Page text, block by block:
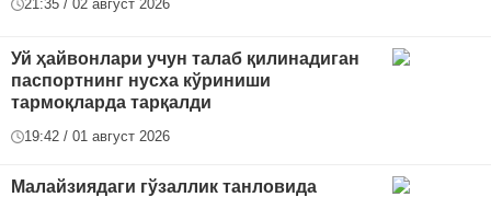
21:35 / 02 август 2026
Уй ҳайвонлари учун талаб қилинадиган
паспортнинг нусха кўриниши
тармоқларда тарқалди
19:42 / 01 август 2026
Малайзиядаги гўзаллик танловида